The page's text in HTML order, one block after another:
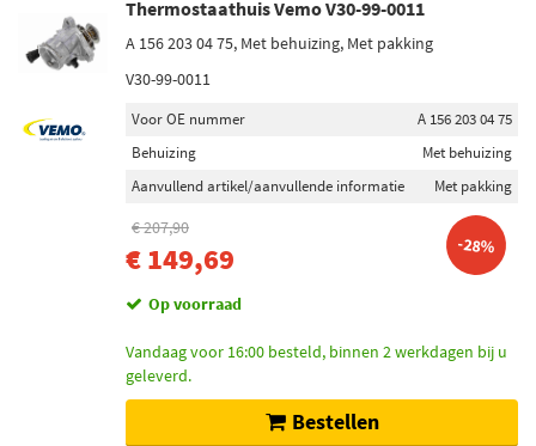
Thermostaathuis Vemo V30-99-0011
A 156 203 04 75, Met behuizing, Met pakking
V30-99-0011
Voor OE nummer
A 156 203 04 75
Behuizing
Met behuizing
Aanvullend artikel/aanvullende informatie
Met pakking
€ 207,90
€ 149,69 -28%
Op voorraad
Vandaag voor 16:00 besteld, binnen 2 werkdagen bij u
geleverd.
Bestellen